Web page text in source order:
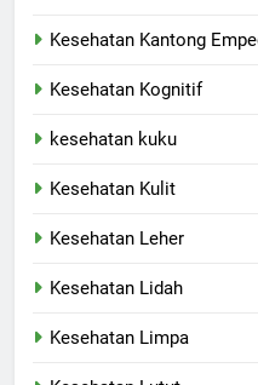
Kesehatan Kantong
Kesehatan Kognitif
kesehatan kuku
Kesehatan Kulit
Kesehatan Leher
Kesehatan Lidah
Kesehatan Limpa